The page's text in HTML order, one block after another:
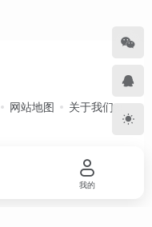
网站地图 关于我们
我的